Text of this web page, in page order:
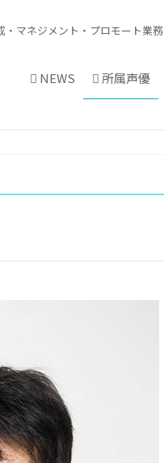
マネジメント・プロモート業務
NEWS 所属声優